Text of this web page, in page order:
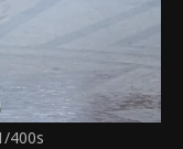
400s